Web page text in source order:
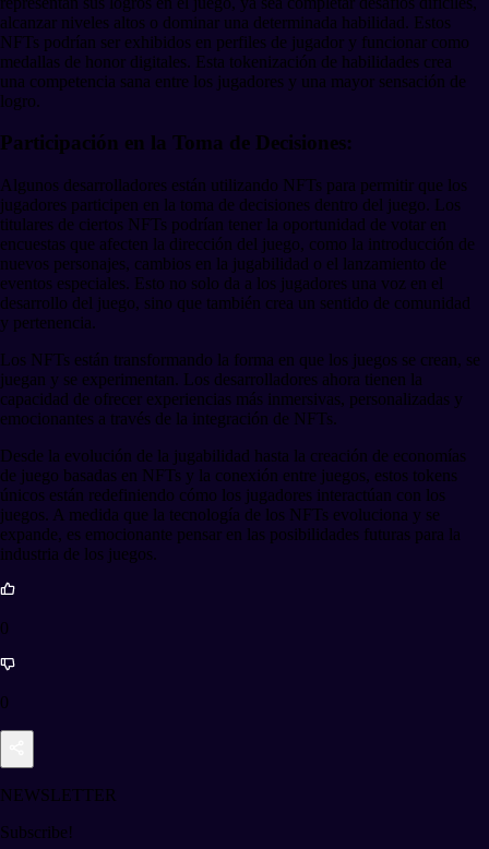
alcanzar niveles altos o dominar una determinada habilidad. Estos
NFTs podrían ser exhibidos en perfiles de jugador y funcionar como
medallas de honor digitales. Esta tokenización de habilidades crea
una competencia sana entre los jugadores y una mayor sensación de
logro.
Participación en la Toma de Decisiones:
Algunos desarrolladores están utilizando NFTs para permitir que los
jugadores participen en la toma de decisiones dentro del juego. Los
titulares de ciertos NFTs podrían tener la oportunidad de votar en
encuestas que afecten la dirección del juego, como la introducción de
nuevos personajes, cambios en la jugabilidad o el lanzamiento de
eventos especiales. Esto no solo da a los jugadores una voz en el
desarrollo del juego, sino que también crea un sentido de comunidad
y pertenencia.
Los NFTs están transformando la forma en que los juegos se crean, se
juegan y se experimentan. Los desarrolladores ahora tienen la
capacidad de ofrecer experiencias más inmersivas, personalizadas y
emocionantes a través de la integración de NFTs.
Desde la evolución de la jugabilidad hasta la creación de economías
de juego basadas en NFTs y la conexión entre juegos, estos tokens
únicos están redefiniendo cómo los jugadores interactúan con los
juegos. A medida que la tecnología de los NFTs evoluciona y se
expande, es emocionante pensar en las posibilidades futuras para la
industria de los juegos.
0
0
NEWSLETTER
Subscribe!